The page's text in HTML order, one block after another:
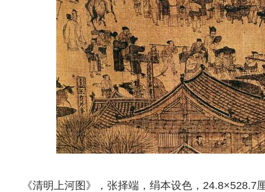
《清明上河图》，张择端，绢本设色，24.8×528.7